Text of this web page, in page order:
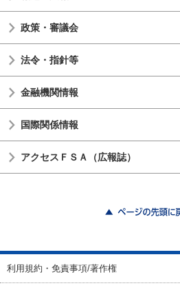
政策・審議会
法令・指針等
金融機関情報
国際関係情報
アクセスＦＳＡ（広報誌）
利用規約・免責事項/著作権